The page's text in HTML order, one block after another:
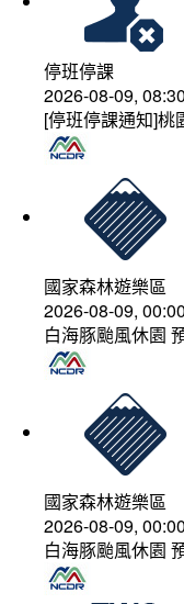
停班停課
2026-08-09,
[停班停課通知]
國家森林遊樂區
2026-08-09,
白海豚颱風休園
國家森林遊樂區
2026-08-09,
白海豚颱風休園